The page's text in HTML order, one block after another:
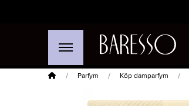
Hem Parfym Köp damparfym